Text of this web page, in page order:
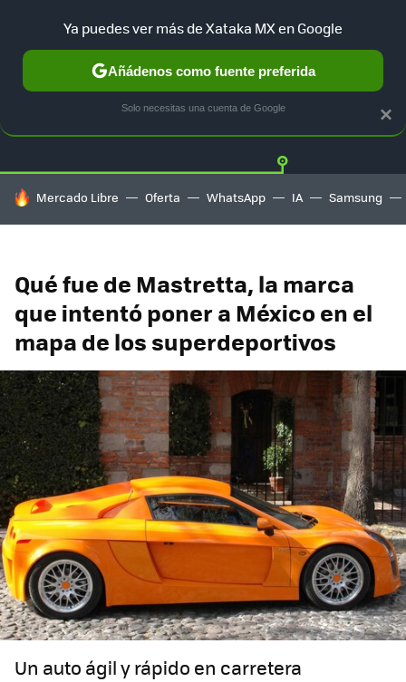
TESLA UBER AUTO ELECTRICO Twitter
HOY SE HABLA DE
Mercado Libre Oferta WhatsApp IA Samsung
Qué fue de Mastretta, la marca
que intentó poner a México en el
mapa de los superdeportivos
Un auto ágil y rápido en carretera
×
Ya puedes ver más de Xataka MX en Google
Añádenos como fuente preferida
Solo necesitas una cuenta de Google